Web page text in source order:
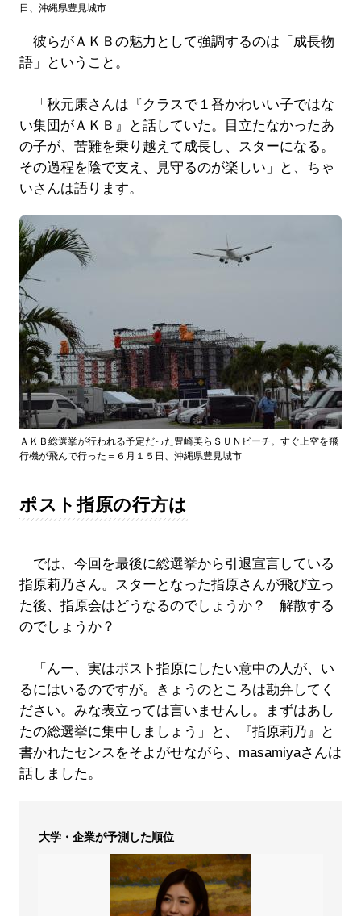
日、沖縄県豊見城市
彼らがＡＫＢの魅力として強調するのは「成長物
語」ということ。
「秋元康さんは『クラスで１番かわいい子ではな
い集団がＡＫＢ』と話していた。目立たなかったあ
の子が、苦難を乗り越えて成長し、スターになる。
その過程を陰で支え、見守るのが楽しい」と、ちゃ
いさんは語ります。
ＡＫＢ総選挙が行われる予定だった豊崎美らＳＵＮビーチ。すぐ上空を飛
行機が飛んで行った＝６月１５日、沖縄県豊見城市
ポスト指原の行方は
では、今回を最後に総選挙から引退宣言している
指原莉乃さん。スターとなった指原さんが飛び立っ
た後、指原会はどうなるのでしょうか？ 解散する
のでしょうか？
「んー、実はポスト指原にしたい意中の人が、い
るにはいるのですが。きょうのところは勘弁してく
ださい。みな表立っては言いませんし。まずはあし
たの総選挙に集中しましょう」と、『指原莉乃』と
書かれたセンスをそよがせながら、masamiyaさんは
話しました。
大学・企業が予測した順位